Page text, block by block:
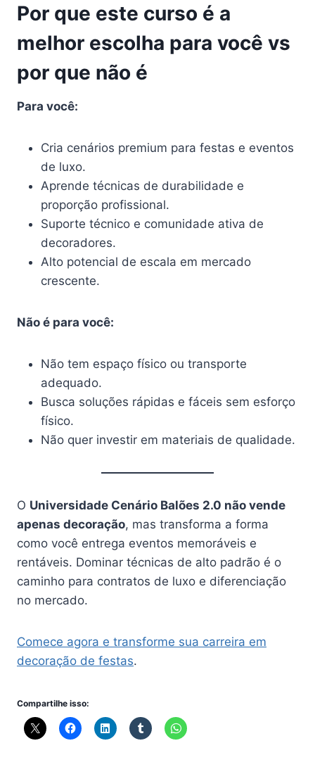
Por que este curso é a
melhor escolha para você vs
por que não é
Para você:
Cria cenários premium para festas e eventos
de luxo.
Aprende técnicas de durabilidade e
proporção profissional.
Suporte técnico e comunidade ativa de
decoradores.
Alto potencial de escala em mercado
crescente.
Não é para você:
Não tem espaço físico ou transporte
adequado.
Busca soluções rápidas e fáceis sem esforço
físico.
Não quer investir em materiais de qualidade.
O Universidade Cenário Balões 2.0 não vende
apenas decoração, mas transforma a forma
como você entrega eventos memoráveis e
rentáveis. Dominar técnicas de alto padrão é o
caminho para contratos de luxo e diferenciação
no mercado.
Comece agora e transforme sua carreira em
decoração de festas.
Compartilhe isso: